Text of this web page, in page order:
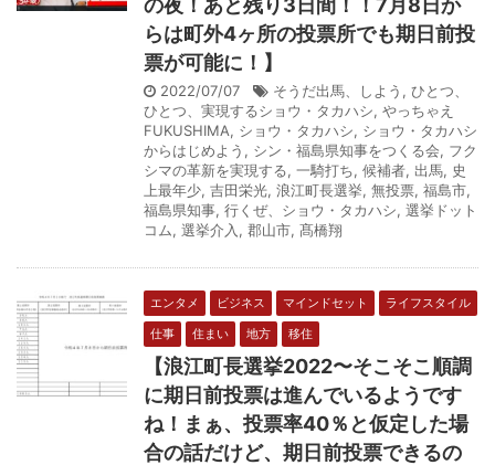
らは町外4ヶ所の投票所でも期日前投
票が可能に！】
2022/07/07 そうだ出馬、しよう , ひとつ、
ひとつ、実現するショウ・タカハシ, やっちゃえ
FUKUSHIMA, ショウ・タカハシ, ショウ・タカハシ
からはじめよう , シン・福島県知事をつくる会, フク
シマの革新を実現する, 一騎打ち, 候補者, 出馬, 史
上最年少, 吉田栄光, 浪江町長選挙, 無投票, 福島市,
福島県知事, 行くぜ、ショウ・タカハシ, 選挙ドット
コム, 選挙介入 , 郡山市, 髙橋翔
エンタメ ビジネス マインドセット
ライフスタイル
仕事
住まい 地方 移住
【浪江町長選挙2022〜そこそこ順調
に期日前投票は進んでいるようです
ね！まぁ、投票率40％と仮定した場
合の話だけど、期日前投票できるの